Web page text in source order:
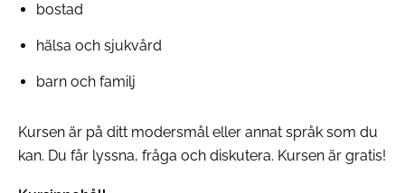
bostad
hälsa och sjukvård
barn och familj
Kursen är på ditt modersmål eller annat språk som du
kan. Du får lyssna, fråga och diskutera. Kursen är gratis!